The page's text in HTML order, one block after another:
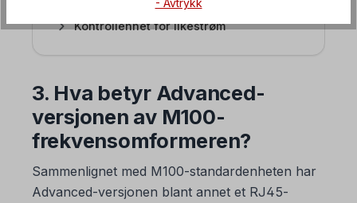
Kontrollenhet for likestrøm
3. Hva betyr Advanced-
versjonen av M100-
frekvensomformeren?
Sammenlignet med M100-standardenheten har
Advanced-versjonen blant annet et RJ45-
- Avtrykk